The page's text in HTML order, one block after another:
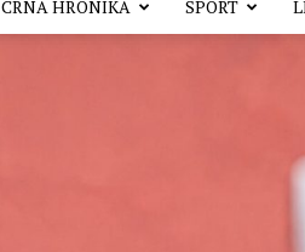
CRNA HRONIKA SPORT